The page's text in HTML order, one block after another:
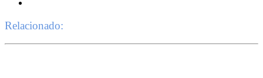
Relacionado: